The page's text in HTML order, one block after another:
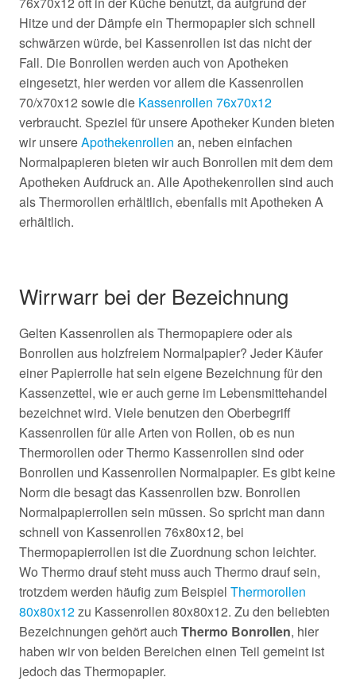
Hitze und der Dämpfe ein Thermopapier sich schnell
schwärzen würde, bei Kassenrollen ist das nicht der
Fall. Die Bonrollen werden auch von Apotheken
eingesetzt, hier werden vor allem die Kassenrollen
70/x70x12 sowie die Kassenrollen 76x70x12
verbraucht. Speziel für unsere Apotheker Kunden bieten
wir unsereApothekenrollen an, neben einfachen
Normalpapieren bieten wir auch Bonrollen mit dem dem
Apotheken Aufdruck an. Alle Apothekenrollen sind auch
als Thermorollen erhältlich, ebenfalls mit Apotheken A
erhältlich.
Wirrwarr bei der Bezeichnung
Gelten Kassenrollen als Thermopapiere oder als
Bonrollen aus holzfreiem Normalpapier? Jeder Käufer
einer Papierrolle hat sein eigene Bezeichnung für den
Kassenzettel, wie er auch gerne im Lebensmittehandel
bezeichnet wird. Viele benutzen den Oberbegriff
Kassenrollen für alle Arten von Rollen, ob es nun
Thermorollen oder Thermo Kassenrollen sind oder
Bonrollen und Kassenrollen Normalpapier. Es gibt keine
Norm die besagt das Kassenrollen bzw. Bonrollen
Normalpapierrollen sein müssen. So spricht man dann
schnell von Kassenrollen 76x80x12, bei
Thermopapierrollen ist die Zuordnung schon leichter.
Wo Thermo drauf steht muss auch Thermo drauf sein,
trotzdem werden häufig zum Beispiel Thermorollen
80x80x12zu Kassenrollen 80x80x12. Zu den beliebten
Bezeichnungen gehört auch Thermo Bonrollen, hier
haben wir von beiden Bereichen einen Teil gemeint ist
jedoch das Thermopapier.